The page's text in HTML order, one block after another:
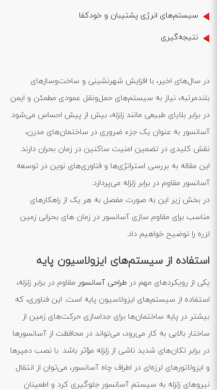
سیستم‌های انرژی پشتیبان و خودکفا
نتیجه‌گیری
در سال‌های اخیر، با افزایش شهرنشینی و ساخت‌وسازهای
بلندمرتبه، نیاز به سیستم‌های حمل‌ونقل عمودی مطمئن و ایمن
در برابر بلایای طبیعی مانند زلزله، بیش از پیش احساس می‌شود.
آسانسور به عنوان یک جزء ضروری در ساختمان‌های مدرن،
نقش کلیدی در تضمین امنیت ساکنین در زمان بحران دارند.
این مقاله به بررسی استراتژی‌ها و فناوری‌های نوین در توسعه
آسانسور مقاوم در برابر زلزله می‌پردازد.
در بخش زیر این به صورت مفصل به هر یک از راهکارهای
مناسب برای مقاوم سازی آسانسور در زمان های بحرانی زمین
لزره را توضیح خواهیم داد.
استفاده از سیستم‌های ایزولاسیون پایه
یکی از رویکردهای مهم در طراحی آسانسور مقاوم در برابر زلزله،
استفاده از سیستم‌های ایزولاسیون پایه است. این فناوری، که
بیشتر در پایه ساختمان‌ها برای جداسازی حرکت‌های زمین از
ساختار بالایی به کار می‌رود، می‌تواند در محافظت از آسانسورها
در برابر تکان‌های شدید ناشی از زلزله مؤثر باشد. با نصب دمپرها
و ایزولاتورهای لرزه‌ای در اطراف چاه آسانسور، می‌توان از انتقال
نیروهای زلزله به سیستم آسانسور جلوگیری کرد و اطمینان